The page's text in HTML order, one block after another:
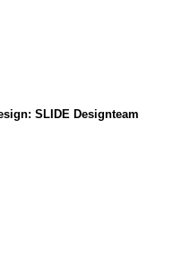
SLIDE Designteam